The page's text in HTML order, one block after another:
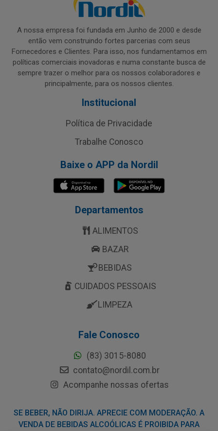
A nossa empresa foi fundada em Junho de 2000 e desde
então vem construindo fortes parcerias com seus
Fornecedores e Clientes. Para isso, nos fundamentamos em
políticas comerciais inovadoras e numa constante busca de
sempre trazer o melhor para os nossos colaboradores e
principalmente, para os nossos clientes.
Institucional
Política de Privacidade
Trabalhe Conosco
Baixe o APP da Nordil
Departamentos
ALIMENTOS
BAZAR
BEBIDAS
CUIDADOS PESSOAIS
LIMPEZA
Fale Conosco
(83) 3015-8080
contato@nordil.com.br
Acompanhe nossas ofertas
SE BEBER, NÃO DIRIJA. APRECIE COM MODERAÇÃO. A
VENDA DE BEBIDAS ALCOÓLICAS É PROIBIDA PARA